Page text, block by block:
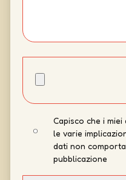
Capisco che i
le varie
dati non
pubblicazione